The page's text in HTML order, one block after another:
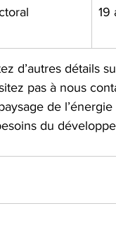
19
d’autres détails
pas à nous
de
du